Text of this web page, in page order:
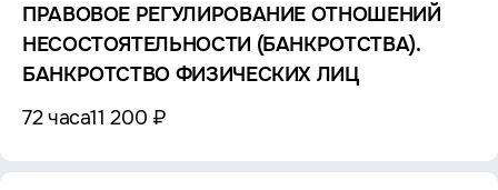
ПРАВОВОЕ РЕГУЛИРОВАНИЕ ОТНОШЕНИЙ
НЕСОСТОЯТЕЛЬНОСТИ (БАНКРОТСТВА).
БАНКРОТСТВО ФИЗИЧЕСКИХ ЛИЦ
72 часа11 200 ₽